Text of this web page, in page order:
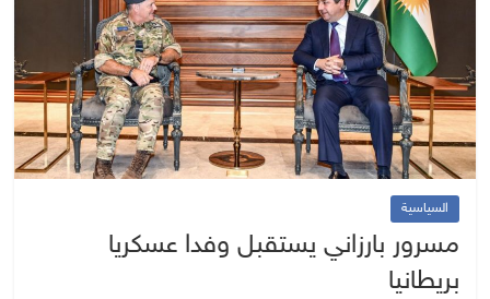
السياسية
مسرور بارزاني يستقبل وفدا عسكريا
بريطانيا